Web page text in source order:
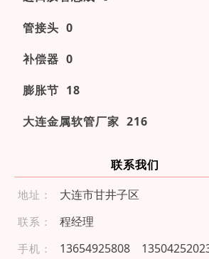
管接头 0
补偿器 0
膨胀节 18
大连金属软管厂家 216
联系我们
地址： 大连市甘井子区
联系： 程经理
手机： 13 654 925 8 08 13 504 25 2